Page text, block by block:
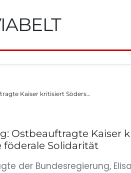
Kaiser kritisiert Söders…
Ostbeauftragte Kaiser
föderale Solidarität
der Bundesregierung,